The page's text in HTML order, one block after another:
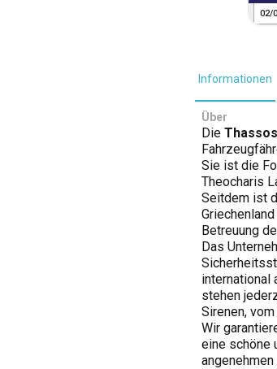
Informationen
Über
Die
Sie ist die
Theocharis
Seitdem ist
Betreuung
Das
international
stehen
Sirenen,
Wir
eine schöne